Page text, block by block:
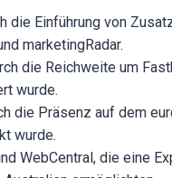
die Einführung von
marketingRadar.
die Reichweite um
wurde.
die Präsenz auf dem
wurde.
WebCentral, die eine